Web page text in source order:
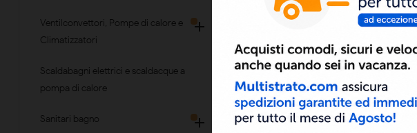
Ventilconvettori, Pompe di calore e
Climatizzatori

Scaldabagni elettrici e scaldacque a
pompa di calore
Sanitari bagno 
Nipplo Ridotto Maschio/Maschio
Disponibile nei diametri Ø 1/2"x3/8" •
3/4"x1/2" • 1"x1/2" • 1"x3/4" • 1"¼x1"